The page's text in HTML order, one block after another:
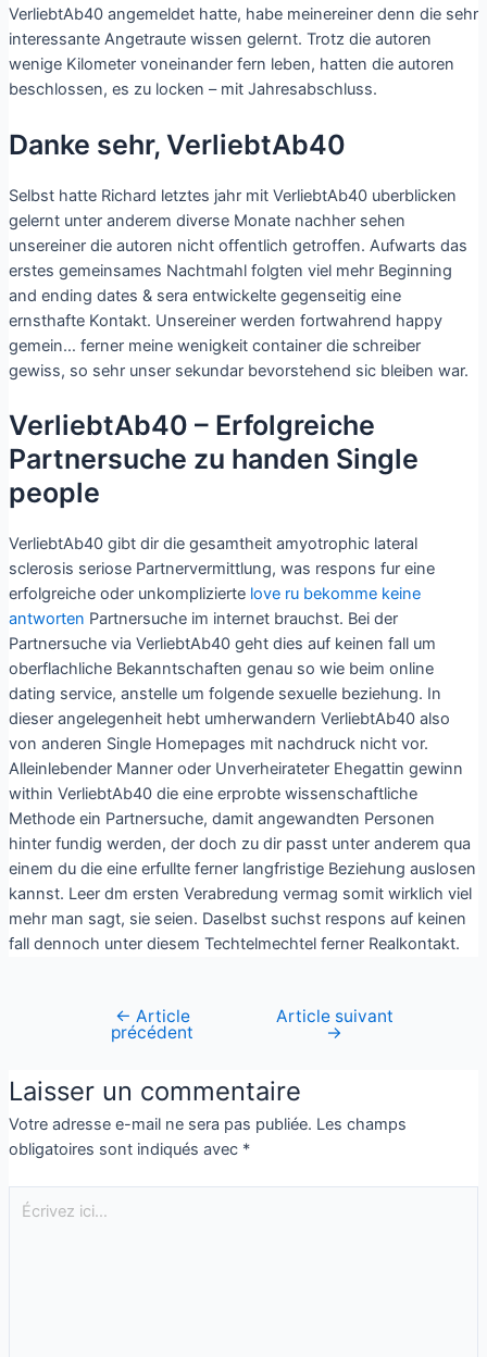
VerliebtAb40 angemeldet hatte, habe meinereiner denn die sehr
interessante Angetraute wissen gelernt. Trotz die autoren
wenige Kilometer voneinander fern leben, hatten die autoren
beschlossen, es zu locken – mit Jahresabschluss.
Danke sehr, VerliebtAb40
Selbst hatte Richard letztes jahr mit VerliebtAb40 uberblicken
gelernt unter anderem diverse Monate nachher sehen
unsereiner die autoren nicht offentlich getroffen. Aufwarts das
erstes gemeinsames Nachtmahl folgten viel mehr Beginning
and ending dates & sera entwickelte gegenseitig eine
ernsthafte Kontakt. Unsereiner werden fortwahrend happy
gemein… ferner meine wenigkeit container die schreiber
gewiss, so sehr unser sekundar bevorstehend sic bleiben war.
VerliebtAb40 – Erfolgreiche
Partnersuche zu handen Single
people
VerliebtAb40 gibt dir die gesamtheit amyotrophic lateral
sclerosis seriose Partnervermittlung, was respons fur eine
erfolgreiche oder unkomplizierte love ru bekomme keine
antworten Partnersuche im internet brauchst. Bei der
Partnersuche via VerliebtAb40 geht dies auf keinen fall um
oberflachliche Bekanntschaften genau so wie beim online
dating service, anstelle um folgende sexuelle beziehung. In
dieser angelegenheit hebt umherwandern VerliebtAb40 also
von anderen Single Homepages mit nachdruck nicht vor.
Alleinlebender Manner oder Unverheirateter Ehegattin gewinn
within VerliebtAb40 die eine erprobte wissenschaftliche
Methode ein Partnersuche, damit angewandten Personen
hinter fundig werden, der doch zu dir passt unter anderem qua
einem du die eine erfullte ferner langfristige Beziehung auslosen
kannst. Leer dm ersten Verabredung vermag somit wirklich viel
mehr man sagt, sie seien. Daselbst suchst respons auf keinen
fall dennoch unter diesem Techtelmechtel ferner Realkontakt.
← Article
précédent
Article suivant
→
Laisser un commentaire
Votre adresse e-mail ne sera pas publiée. Les champs
obligatoires sont indiqués avec *